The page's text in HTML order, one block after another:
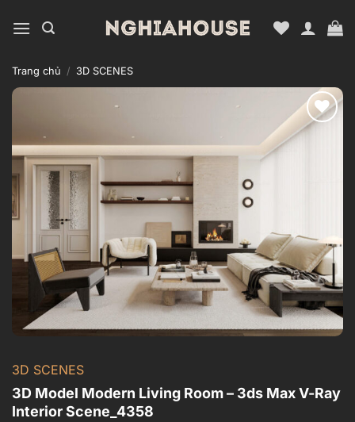
qua
dung
Trang chủ / 3D SCENES
Add to
3D SCENES
3D Model Modern Living Room – 3ds Max V-Ray
Interior Scene_4358